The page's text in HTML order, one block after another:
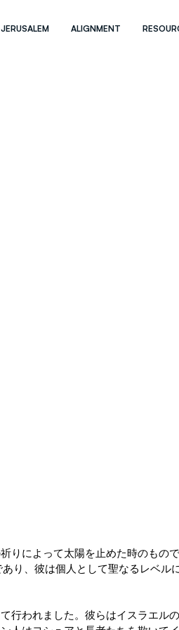
ALIGNMENT
りによって太陽を止めた時のもの
り、彼は個人として聖なるレベル
行われました。彼らはイスラエル